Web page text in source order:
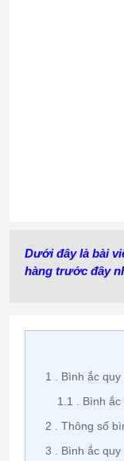
Dưới đây là bài
hàng trước đây
1
Bình ắc
1.1
Bình ắc
2
Thông số
3
Bình ắc